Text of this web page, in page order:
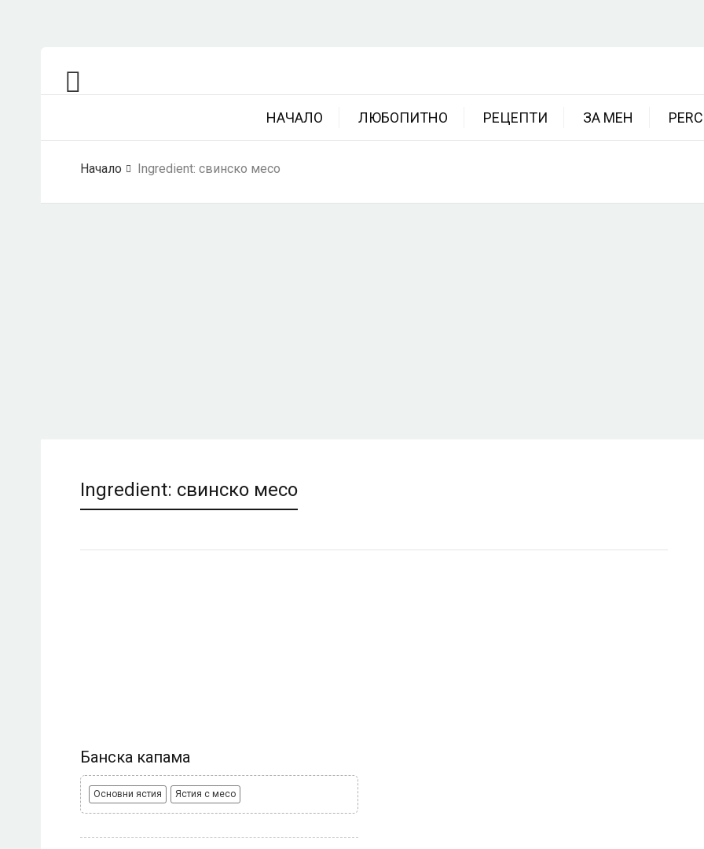
НАЧАЛО ЛЮБОПИТНО РЕЦЕПТИ ЗА МЕН
Начало Ingredient: свинско месо
Ingredient: свинско месо
Банска капама
Основни ястия Ястия с месо